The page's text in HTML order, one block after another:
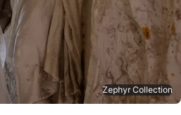
Zephyr Collection